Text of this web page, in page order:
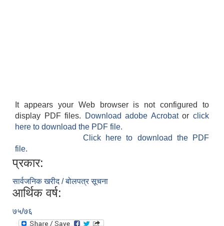
It appears your Web browser is not configured to
display PDF files.
Download adobe Acrobatorclick
here to download the PDF file.
Click here to download the PDF
file.
प्रकार:
सार्वजनिक खरीद / बोलपत्र सूचना
आर्थिक वर्ष:
७५/७६